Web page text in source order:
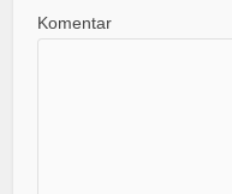
Komentar